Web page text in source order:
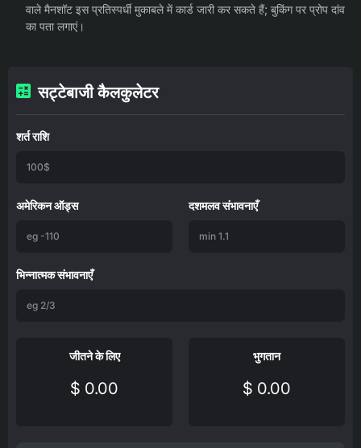
वाले मैनशॉट इस प्रतिस्पर्धी मुकाबले में कार्ड जारी कर सकते हैं; बुकिंग पर प्रोप दांव
का पता लगाएं।
सट्टेबाजी कैलकुलेटर
शर्त राशि
अमेरिकन ऑड्स दशमलव संभावनाएँ
भिन्नात्मक संभावनाएँ
जीतने के लिए
$ 0.00
भुगतान
$ 0.00